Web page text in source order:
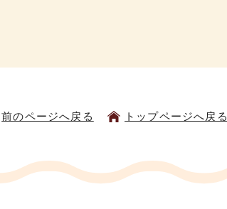
前のページへ戻る トップページへ戻る